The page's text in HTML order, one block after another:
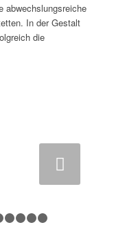
abwechslungsreiche
In der Gestalt
die
6 7 8 9 10